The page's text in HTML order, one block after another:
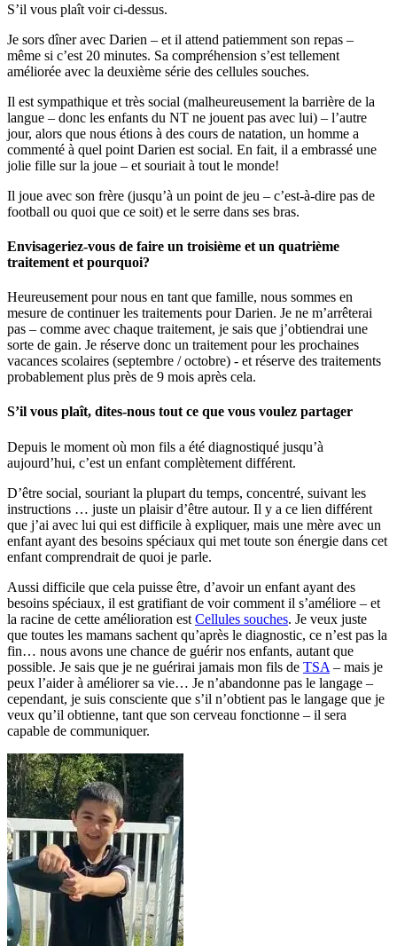
S’il vous plaît voir ci-dessus.
Je sors dîner avec Darien – et il attend patiemment son repas –
même si c’est 20 minutes. Sa compréhension s’est tellement
améliorée avec la deuxième série des cellules souches.
Il est sympathique et très social (malheureusement la barrière de la
langue – donc les enfants du NT ne jouent pas avec lui) – l’autre
jour, alors que nous étions à des cours de natation, un homme a
commenté à quel point Darien est social. En fait, il a embrassé une
jolie fille sur la joue – et souriait à tout le monde!
Il joue avec son frère (jusqu’à un point de jeu – c’est-à-dire pas de
football ou quoi que ce soit) et le serre dans ses bras.
Envisageriez-vous de faire un troisième et un quatrième
traitement et pourquoi?
Heureusement pour nous en tant que famille, nous sommes en
mesure de continuer les traitements pour Darien. Je ne m’arrêterai
pas – comme avec chaque traitement, je sais que j’obtiendrai une
sorte de gain. Je réserve donc un traitement pour les prochaines
vacances scolaires (septembre / octobre) - et réserve des traitements
probablement plus près de 9 mois après cela.
S’il vous plaît, dites-nous tout ce que vous voulez partager
Depuis le moment où mon fils a été diagnostiqué jusqu’à
aujourd’hui, c’est un enfant complètement différent.
D’être social, souriant la plupart du temps, concentré, suivant les
instructions … juste un plaisir d’être autour. Il y a ce lien différent
que j’ai avec lui qui est difficile à expliquer, mais une mère avec un
enfant ayant des besoins spéciaux qui met toute son énergie dans cet
enfant comprendrait de quoi je parle.
Aussi difficile que cela puisse être, d’avoir un enfant ayant des
besoins spéciaux, il est gratifiant de voir comment il s’améliore – et
la racine de cette amélioration est Cellules souches. Je veux juste
que toutes les mamans sachent qu’après le diagnostic, ce n’est pas la
fin… nous avons une chance de guérir nos enfants, autant que
possible. Je sais que je ne guérirai jamais mon fils de TSA – mais je
peux l’aider à améliorer sa vie… Je n’abandonne pas le langage –
cependant, je suis consciente que s’il n’obtient pas le langage que je
veux qu’il obtienne, tant que son cerveau fonctionne – il sera
capable de communiquer.